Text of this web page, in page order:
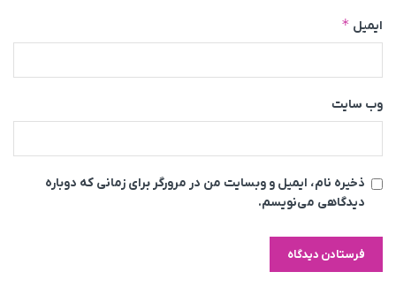
ایمیل *
وب‌ سایت
ذخیره نام، ایمیل و وبسایت من در مرورگر برای زمانی که دوباره
دیدگاهی می‌نویسم.